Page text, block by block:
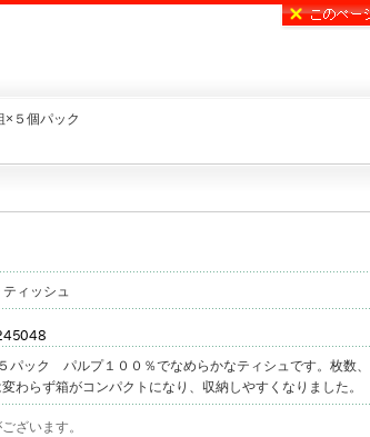
×５個パック
ィッシュ
パック パルプ１００％でなめらかなティシュです。枚数
変わらず箱がコンパクトになり、収納しやすくなりました。
ざいます。